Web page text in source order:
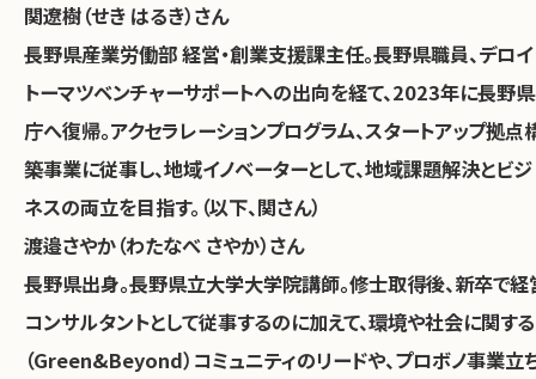
関遼樹（せき はるき）さん
長野県産業労働部 経営・創業支援課主任。長野県職員、デロイ
トーマツベンチャーサポートへの出向を経て、2023年に長野県
庁へ復帰。アクセラレーションプログラム、スタートアップ拠点
築事業に従事し、地域イノベーターとして、地域課題解決とビジ
ネスの両立を目指す。（以下、関さん）
渡邉さやか（わたなべ さやか）さん
長野県出身。長野県立大学大学院講師。修士取得後、新卒で経
コンサルタントとして従事するのに加えて、環境や社会に関する
（Green&Beyond）コミュニティのリードや、プロボノ事業立